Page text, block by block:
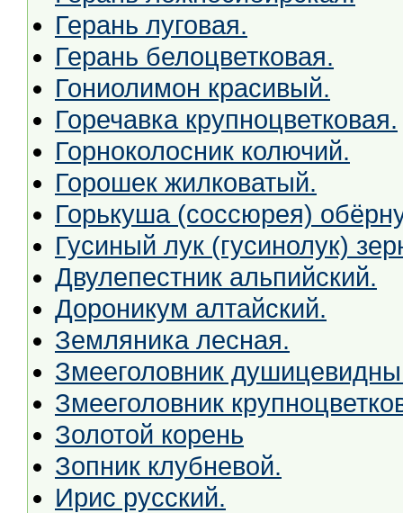
Герань луговая.
Герань белоцветковая.
Гониолимон красивый.
Горечавка крупноцветковая.
Горноколосник колючий.
Горошек жилковатый.
Горькуша (соссюрея)
Гусиный лук (гусинолук)
Двулепестник альпийский.
Дороникум алтайский.
Земляника лесная.
Змееголовник
Змееголовник
Золотой корень
Зопник клубневой.
Ирис русский.